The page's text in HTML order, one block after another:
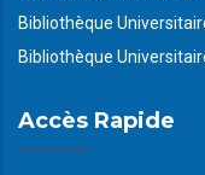
Bibliothèque
Bibliothèque
Accès Rapide